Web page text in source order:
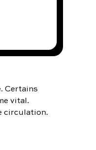
Certains
vital.
circulation.